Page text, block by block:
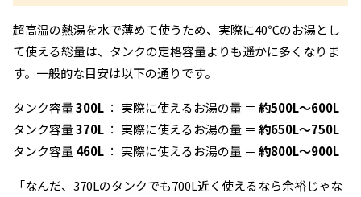
超高温の熱湯を水で薄めて使うため、実際に40℃のお湯とし
て使える総量は、タンクの定格容量よりも遥かに多くなりま
す。一般的な目安は以下の通りです。
タンク容量300L ： 実際に使えるお湯の量 ＝ 約500L〜600L
タンク容量370L ： 実際に使えるお湯の量 ＝ 約650L〜750L
タンク容量460L ： 実際に使えるお湯の量 ＝ 約800L〜900L
「なんだ、370Lのタンクでも700L近く使えるなら余裕じゃな